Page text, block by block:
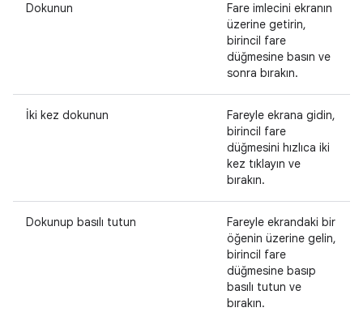
Dokunun
Fare imlecini ekranın
üzerine getirin,
birincil fare
düğmesine basın ve
sonra bırakın.
İki kez dokunun
Fareyle ekrana gidin,
birincil fare
düğmesini hızlıca iki
kez tıklayın ve
bırakın.
Dokunup basılı tutun
Fareyle ekrandaki bir
öğenin üzerine gelin,
birincil fare
düğmesine basıp
basılı tutun ve
bırakın.